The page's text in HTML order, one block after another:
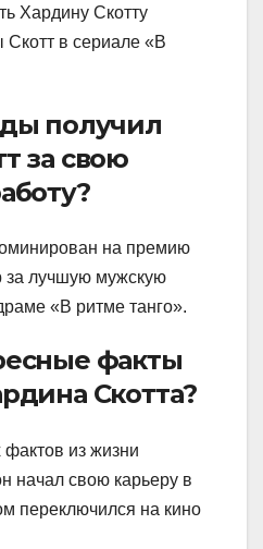
Хардину Скотту
в сериале «В
получил
за свою
на премию
за лучшую мужскую
«В ритме танго».
факты
Скотта?
из жизни
начал свою карьеру в
переключился на кино